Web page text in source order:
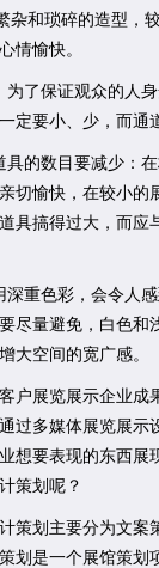
杂和琐碎的造型，
心情愉快。
了保证观众的人
定要小、少，而
具的数目要减少：
切愉快，在较小的
具搞得过大，而应
深重色彩，会令人
尽量避免，白色和
大空间的宽广感。
户展览展示企业成
过多媒体展览展示
想要表现的东西展
策划呢？
划主要分为文案策
划是一个展馆策划